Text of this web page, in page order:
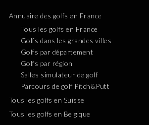
Annuaire des golfs en France
Tous les golfs en France
Golfs dans les grandes villes
Golfs par département
Golfs par région
Salles simulateur de golf
Parcours de golf Pitch&Putt
Tous les golfs en Suisse
Tous les golfs en Belgique